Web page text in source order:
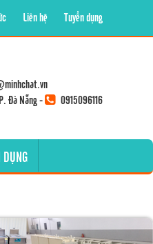
Liên hệ Tuyển dụng
Đà Nẵng -
0915096116
DỤNG